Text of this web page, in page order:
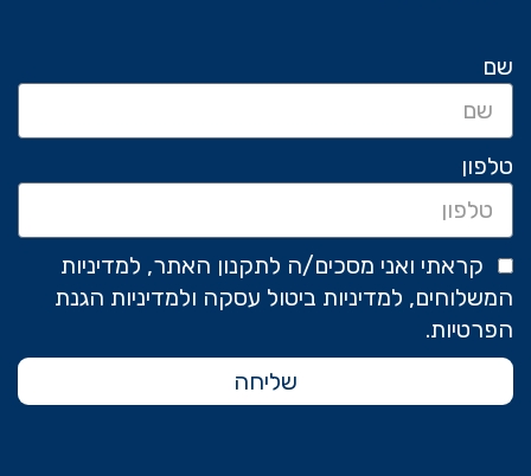
שם
טלפון
קראתי ואני מסכים/ה לתקנון האתר, למדיניות
המשלוחים, למדיניות ביטול עסקה ולמדיניות הגנת
הפרטיות.
שליחה